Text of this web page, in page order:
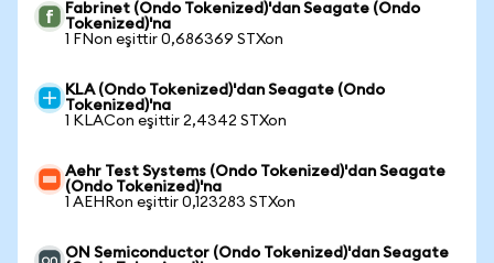
Fabrinet (Ondo Tokenized)'dan Seagate (Ondo
Tokenized)'na
1 FNon eşittir 0,686369 STXon
KLA (Ondo Tokenized)'dan Seagate (Ondo
Tokenized)'na
1 KLACon eşittir 2,4342 STXon
Aehr Test Systems (Ondo Tokenized)'dan Seagate
(Ondo Tokenized)'na
1 AEHRon eşittir 0,123283 STXon
ON Semiconductor (Ondo Tokenized)'dan Seagate